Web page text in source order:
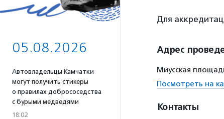
05.08.2026
Автовладельцы Камчатки
могут получить стикеры
о правилах добрососедства
с бурыми медведями
18:02
Для
Адрес
Миусская
Посмотреть на
Контакты